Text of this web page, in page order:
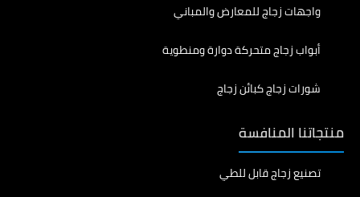
واجهات زجاج للمعارض والمباني
أبواب زجاج متحركة دوارة ومنطوية
شورات زجاج كبائن زجاج
منتجاتنا المنافسة
تصنيع زجاج قابل للطي